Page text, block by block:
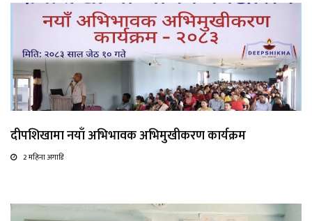
दीपशिखामा नयाँ अभिभावक अभिमुखीकरण कार्यक्रम
2 महिना अगाडि